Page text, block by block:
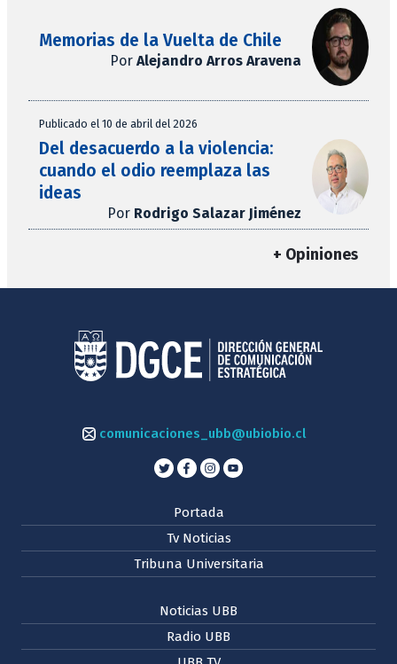
Memorias de la Vuelta de Chile
Por Alejandro Arros Aravena
Publicado el 10 de abril del 2026
Del desacuerdo a la violencia:
cuando el odio reemplaza las
ideas
Por Rodrigo Salazar Jiménez
+ Opiniones
comunicaciones_ubb@ubiobio.cl
Portada
Tv Noticias
Tribuna Universitaria
Noticias UBB
Radio UBB